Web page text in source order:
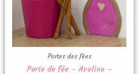
Portes des fées
Porte de fée – Aveline –